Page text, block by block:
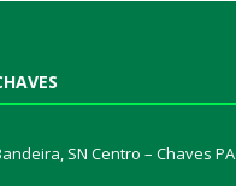
SN Centro – Chaves PA